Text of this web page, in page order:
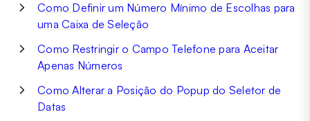
Como Definir um Número Mínimo de Escolhas para
uma Caixa de Seleção
Como Restringir o Campo Telefone para Aceitar
Apenas Números
Como Alterar a Posição do Popup do Seletor de
Datas